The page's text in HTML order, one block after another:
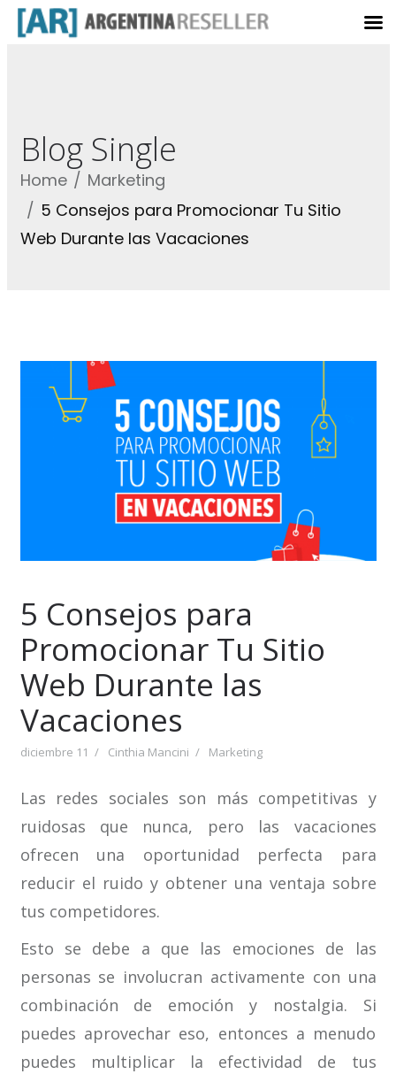
Blog Single
Home
Marketing
5 Consejos para Promocionar Tu Sitio
Web Durante las Vacaciones
5 Consejos para
Promocionar Tu Sitio
Web Durante las
Vacaciones
diciembre 11 Cinthia Mancini Marketing
Las redes sociales son más competitivas y
ruidosas que nunca, pero las vacaciones
ofrecen una oportunidad perfecta para
reducir el ruido y obtener una ventaja sobre
tus competidores.
Esto se debe a que las emociones de las
personas se involucran activamente con una
combinación de emoción y nostalgia. Si
puedes aprovechar eso, entonces a menudo
puedes multiplicar la efectividad de tus